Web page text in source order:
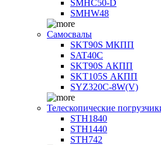
SMHC50-D
SMHW48
Самосвалы
SKT90S МКПП
SAT40C
SKT90S АКПП
SKT105S АКПП
SYZ320C-8W(V)
Телескопические
STH1840
STH1440
STH742